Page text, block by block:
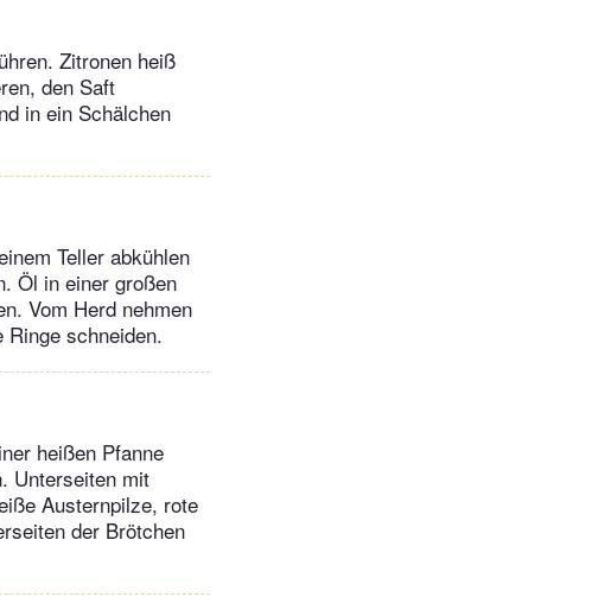
Zitronen heiß
den Saft
in ein Schälchen
Teller abkühlen
Öl in einer großen
Vom Herd nehmen
schneiden.
heißen Pfanne
Unterseiten mit
Austernpilze, rote
der Brötchen